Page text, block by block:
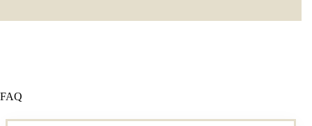
FAQ